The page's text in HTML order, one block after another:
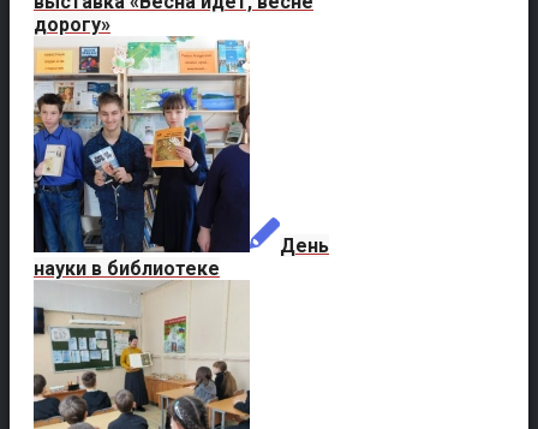
дорогу»
День
науки в библиотеке